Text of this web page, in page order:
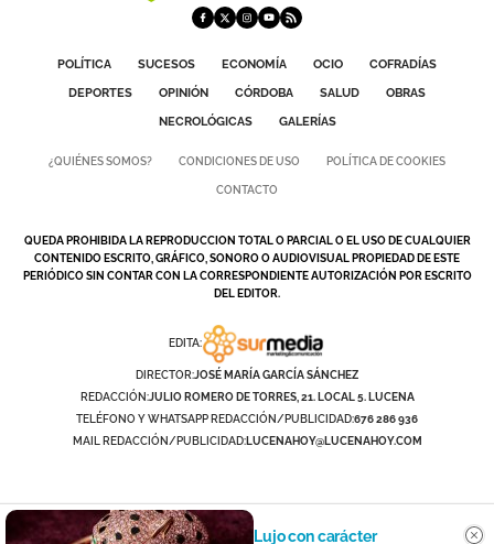
POLÍTICA SUCESOS ECONOMÍA OCIO
COFRADÍAS
DEPORTES
OPINIÓN CÓRDOBA SALUD
OBRAS
NECROLÓGICAS
GALERÍAS
¿QUIÉNES SOMOS? CONDICIONES DE USO POLÍTICA DE COOKIES
CONTACTO
QUEDA PROHIBIDA LA REPRODUCCION TOTAL O PARCIAL O EL USO DE CUALQUIER
CONTENIDO ESCRITO, GRÁFICO, SONORO O AUDIOVISUAL PROPIEDAD DE ESTE
PERIÓDICO SIN CONTAR CON LA CORRESPONDIENTE AUTORIZACIÓN POR ESCRITO
DEL EDITOR.
EDITA:
DIRECTOR:JOSÉ MARÍA GARCÍA SÁNCHEZ
REDACCIÓN:JULIO ROMERO DE TORRES, 21. LOCAL 5. LUCENA
TELÉFONO Y WHATSAPP REDACCIÓN/PUBLICIDAD:676 286 936
MAIL REDACCIÓN/PUBLICIDAD:LUCENAHOY@LUCENAHOY.COM
Lujo con carácter